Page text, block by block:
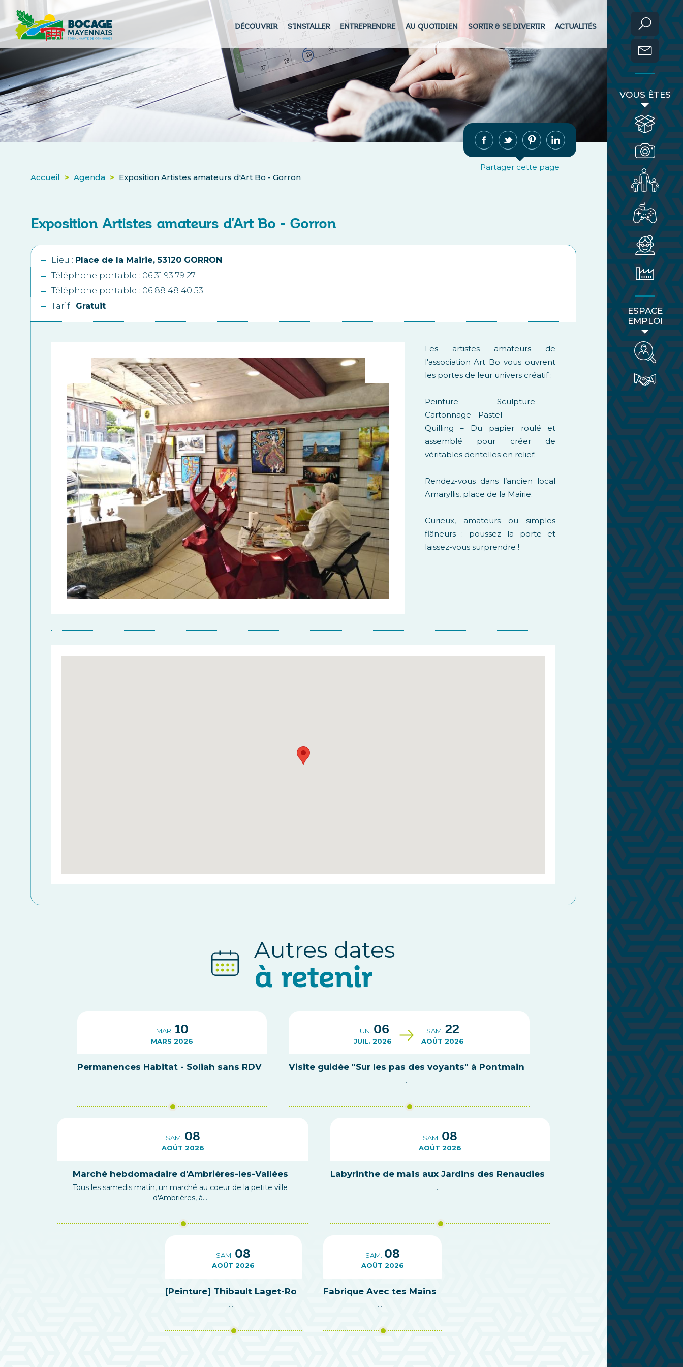
DÉCOUVRIR S'INSTALLER ENTREPRENDRE AU QUOTIDIEN SORTIR & SE DIVERTIR ACTUALITÉS
VOUS ÊTES
ESPACE
EMPLOI
Partager cette page
Accueil > Agenda > Exposition Artistes amateurs d'Art Bo - Gorron
Exposition Artistes amateurs d'Art Bo - Gorron
Lieu : Place de la Mairie, 53120 GORRON
Téléphone portable : 06 31 93 79 27
Téléphone portable : 06 88 48 40 53
Tarif : Gratuit
Les artistes amateurs de
l'association Art Bo vous ouvrent
les portes de leur univers créatif :
Peinture – Sculpture -
Cartonnage - Pastel
Quilling – Du papier roulé et
assemblé pour créer de
véritables dentelles en relief.
Rendez-vous dans l’ancien local
Amaryllis, place de la Mairie.
Curieux, amateurs ou simples
flâneurs : poussez la porte et
laissez-vous surprendre !
Autres dates
à retenir
MAR. 10
MARS 2026
Permanences Habitat - Soliah sans RDV
LUN. 06
JUIL. 2026
SAM. 22
AOÛT 2026
Visite guidée "Sur les pas des voyants" à Pontmain
...
SAM. 08
AOÛT 2026
Marché hebdomadaire d'Ambrières-les-Vallées
Tous les samedis matin, un marché au coeur de la petite ville
d'Ambrières, à...
SAM. 08
AOÛT 2026
Labyrinthe de maïs aux Jardins des Renaudies
...
SAM. 08
AOÛT 2026
[Peinture] Thibault Laget-Ro
...
SAM. 08
AOÛT 2026
Fabrique Avec tes Mains
...